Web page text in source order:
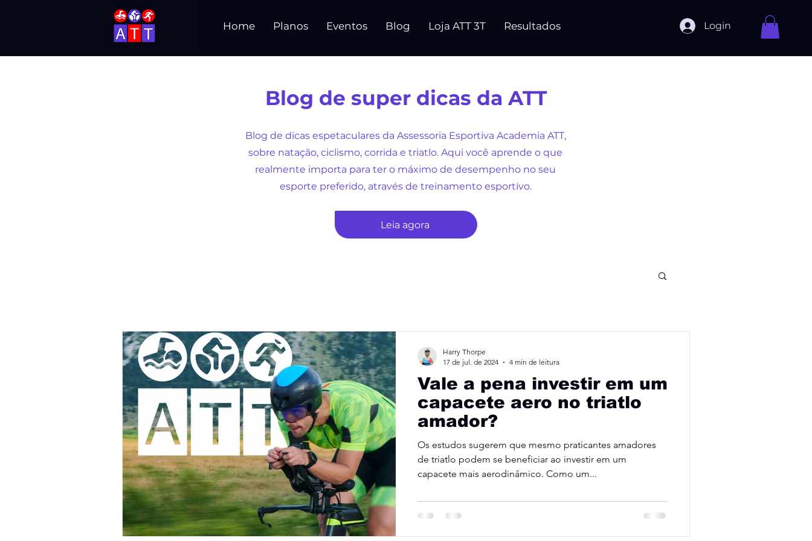
Home Planos Eventos Blog Loja ATT 3T Resultados Login
Blog de super dicas da ATT
Blog de dicas espetaculares da Assessoria Esportiva Academia ATT,
sobre natação, ciclismo, corrida e triatlo. Aqui você aprende o que
realmente importa para ter o máximo de desempenho no seu
esporte preferido, através de treinamento esportivo.
Leia agora
Vale a pena investir em um
capacete aero no triatlo
amador?
Os estudos sugerem que mesmo praticantes amadores
de triatlo podem se beneficiar ao investir em um
capacete mais aerodinâmico. Como um...
Harry Thorpe
17 de jul. de 2024
4 min de leitura